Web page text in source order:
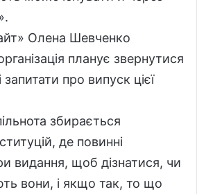
Олена Шевченко
планує звернутися
про випуск цієї
збирається
де повинні
видання, щоб дізнатися, чи
вони, і якщо так, то що